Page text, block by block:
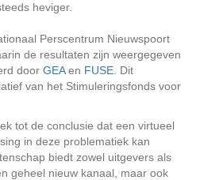
heviger.
Perscentrum Nieuwspoort
de resultaten zijn weergegeven
door GEAen FUSE . Dit
van het Stimuleringsfonds voor
tot de conclusie dat een virtueel
in deze problematiek kan
biedt zowel uitgevers als
geheel nieuw kanaal, maar ook